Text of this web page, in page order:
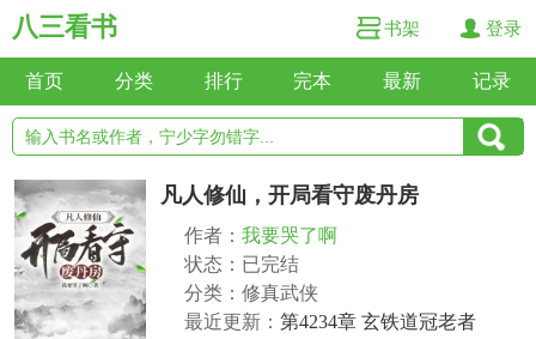
八三看书 书架 登录
首页 分类 排行 完本 最新 记录
凡人修仙，开局看守废丹房
作者： 我要哭了啊
状态：已完结
分类：修真武侠
最近更新： 第4234章 玄铁道冠老者